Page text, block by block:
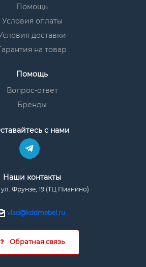
Помощь
Условия оплаты
доставки
на товар
Помощь
Вопрос-ответ
Бренды
с нами
Наши контакты
ул. Фрунзе, 19 (ТЦ Пианино)
vlad@kddmebel.ru
Обратная связь